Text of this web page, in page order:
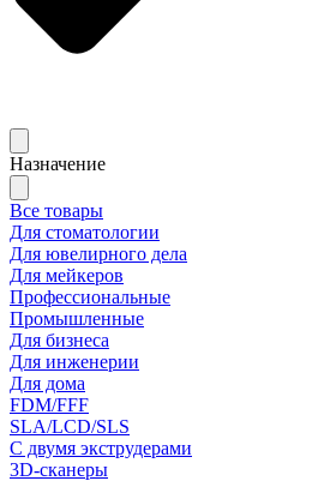
Назначение
Все товары
Для стоматологии
Для ювелирного дела
Для мейкеров
Профессиональные
Промышленные
Для бизнеса
Для инженерии
Для дома
FDM/FFF
SLA/LCD/SLS
С двумя экструдерами
3D-сканеры